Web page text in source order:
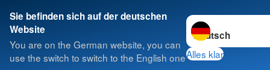
Sie befinden sich auf der deutschen
Website
You are on the German website, you can
use the switch to switch to the English one
Sprache wechseln
Alles klar